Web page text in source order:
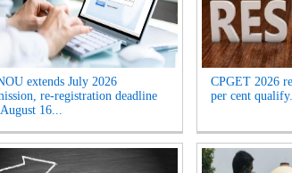
extends July 2026
re-registration deadline
16...
CPGET 2026
per cent